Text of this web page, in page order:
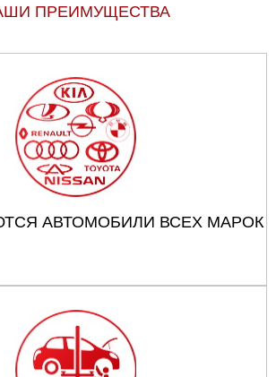
ПРЕИМУЩЕСТВА
АВТОМОБИЛИ ВСЕХ МАРОК